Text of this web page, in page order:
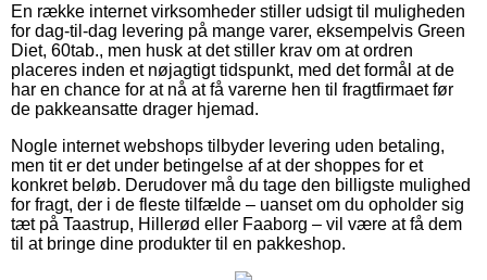
En række internet virksomheder stiller udsigt til muligheden
for dag-til-dag levering på mange varer, eksempelvis Green
Diet, 60tab., men husk at det stiller krav om at ordren
placeres inden et nøjagtigt tidspunkt, med det formål at de
har en chance for at nå at få varerne hen til fragtfirmaet før
de pakkeansatte drager hjemad.
Nogle internet webshops tilbyder levering uden betaling,
men tit er det under betingelse af at der shoppes for et
konkret beløb. Derudover må du tage den billigste mulighed
for fragt, der i de fleste tilfælde – uanset om du opholder sig
tæt på Taastrup, Hillerød eller Faaborg – vil være at få dem
til at bringe dine produkter til en pakkeshop.